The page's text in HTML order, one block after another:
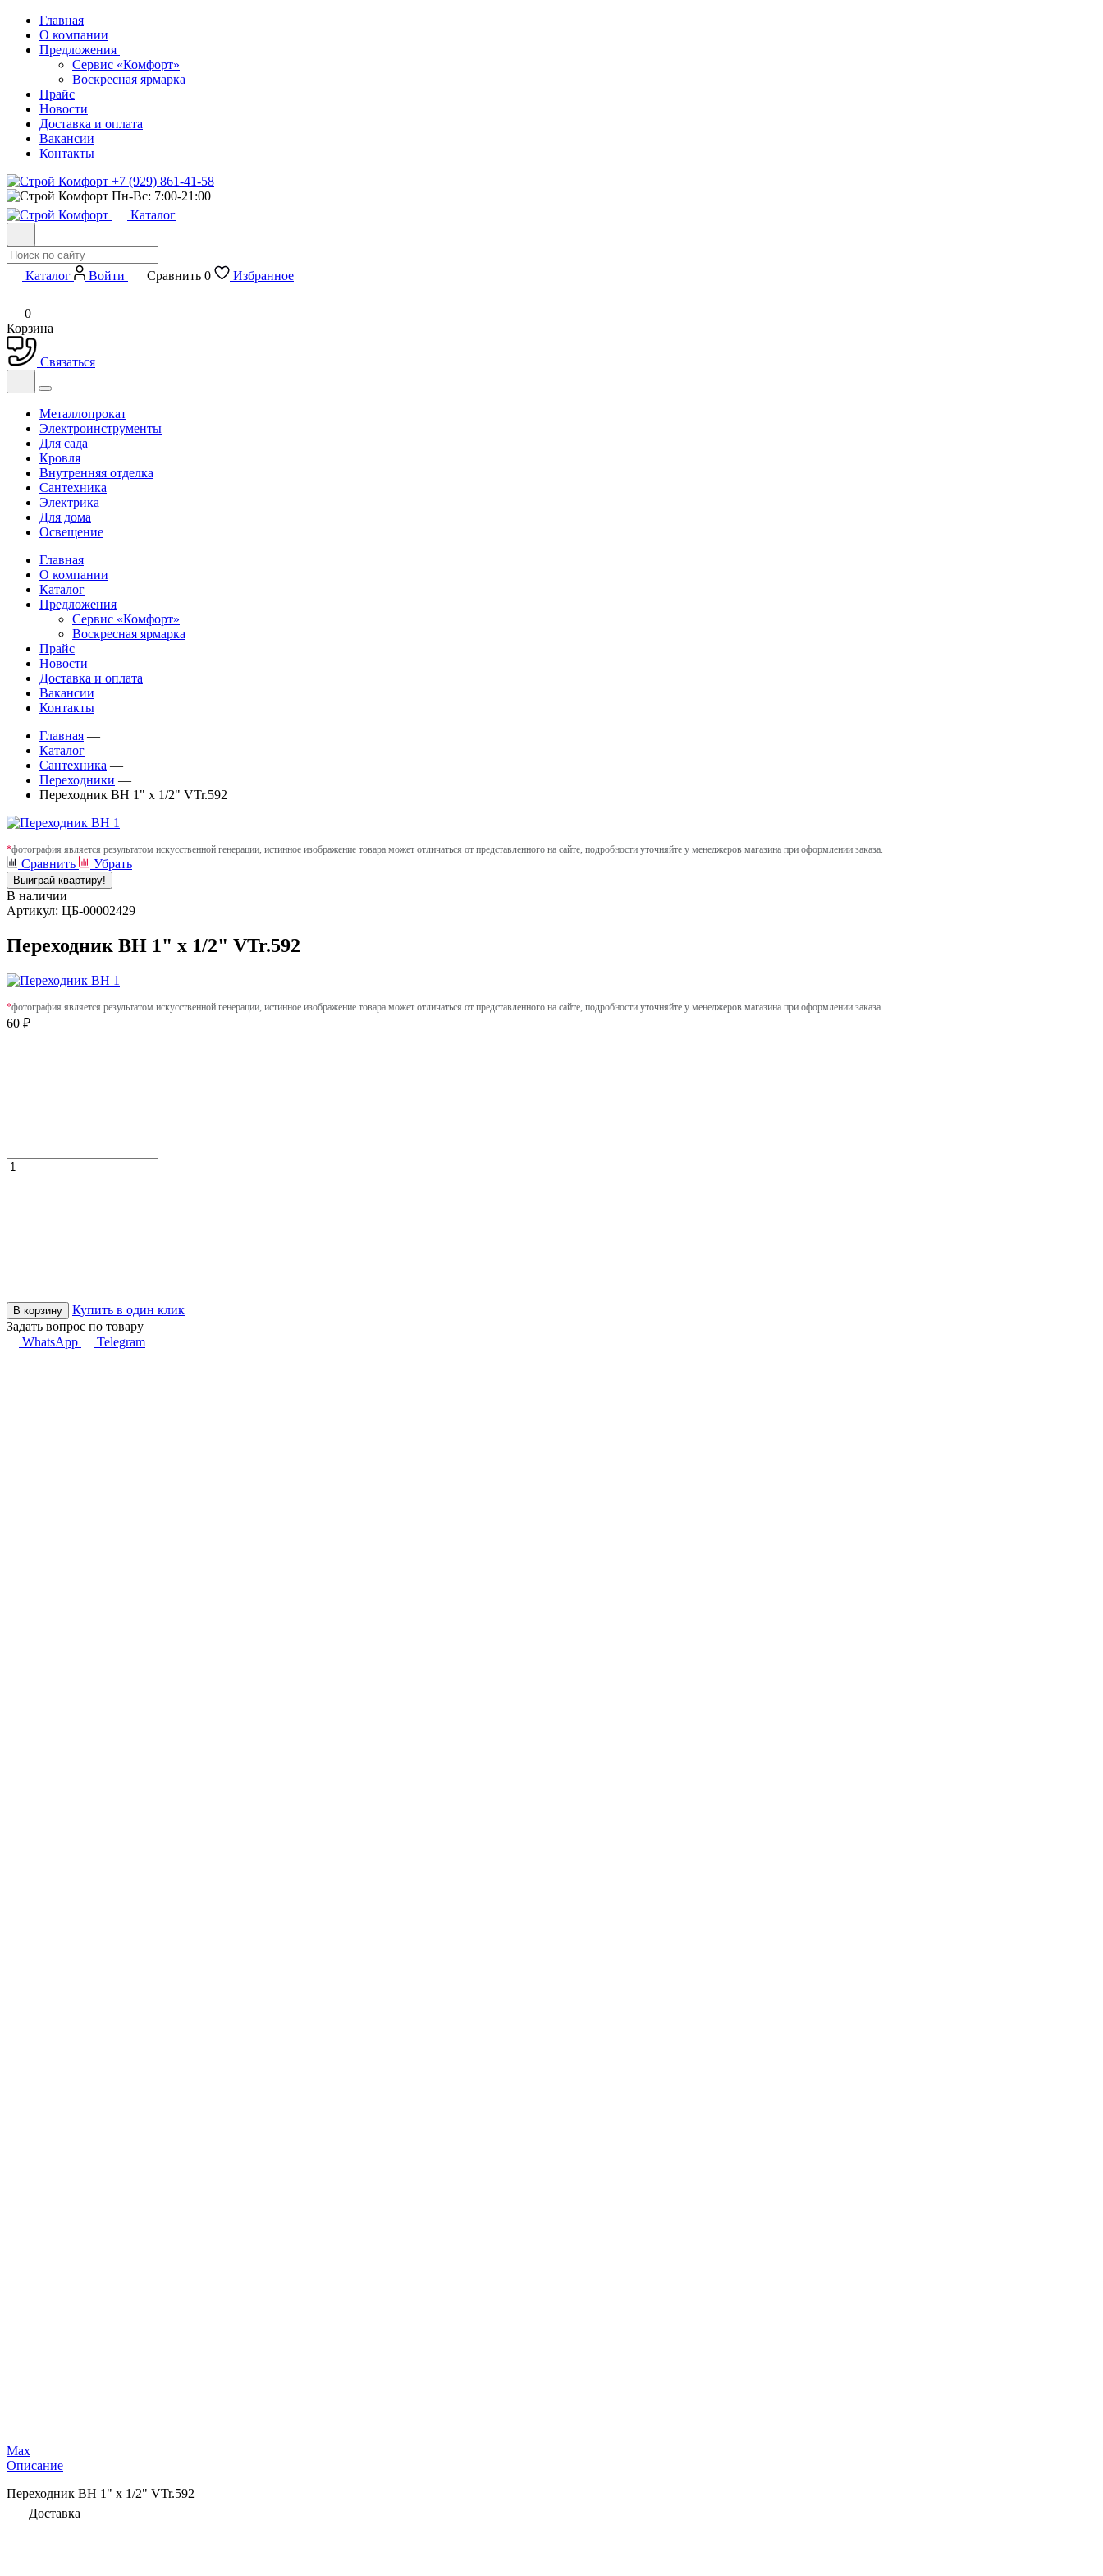
Главная
О компании
Предложения
Сервис «Комфорт»
Воскресная ярмарка
Прайс
Новости
Доставка и оплата
Вакансии
Контакты
+7 (929) 861-41-58
Пн-Вс: 7:00-21:00
Каталог
Каталог Войти Сравнить 0 Избранное
0
Корзина
Связаться
Металлопрокат
Электроинструменты
Для сада
Кровля
Внутренняя отделка
Сантехника
Электрика
Для дома
Освещение
Главная
О компании
Каталог
Предложения
Сервис «Комфорт»
Воскресная ярмарка
Прайс
Новости
Доставка и оплата
Вакансии
Контакты
Главная —
Каталог —
Сантехника —
Переходники —
Переходник ВН 1" х 1/2" VTr.592
*фотография является результатом искусственной генерации, истинное изображение товара может отличаться от представленного на сайте, подробности уточняйте у менеджеров магазина при оформлении заказа.
Сравнить Убрать
Выиграй квартиру!
В наличии
Артикул: ЦБ-00002429
Переходник ВН 1" х 1/2" VTr.592
*фотография является результатом искусственной генерации, истинное изображение товара может отличаться от представленного на сайте, подробности уточняйте у менеджеров магазина при оформлении заказа.
60 ₽
В корзину
Купить в один клик
Задать вопрос по товару
WhatsApp
Telegram
Max
Описание
Переходник ВН 1" х 1/2" VTr.592
Доставка